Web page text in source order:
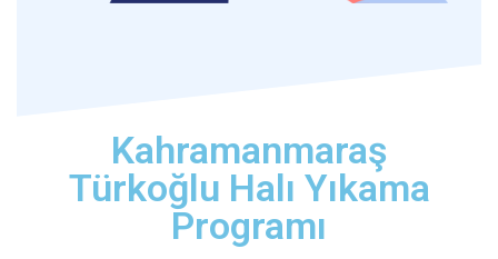
Kahramanmaraş
Türkoğlu Halı Yıkama
Programı